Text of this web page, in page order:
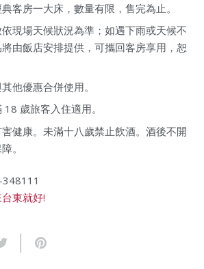
客房一大床，數量有限，售完為止。
現場天候狀況為準；如遇下雨或天候不
由飯店安排提供，可攜回客房享用，恕
他優惠合併使用。
歲旅客入住適用。
健康。未滿十八歲禁止飲酒。酒後不開
。
東就好!